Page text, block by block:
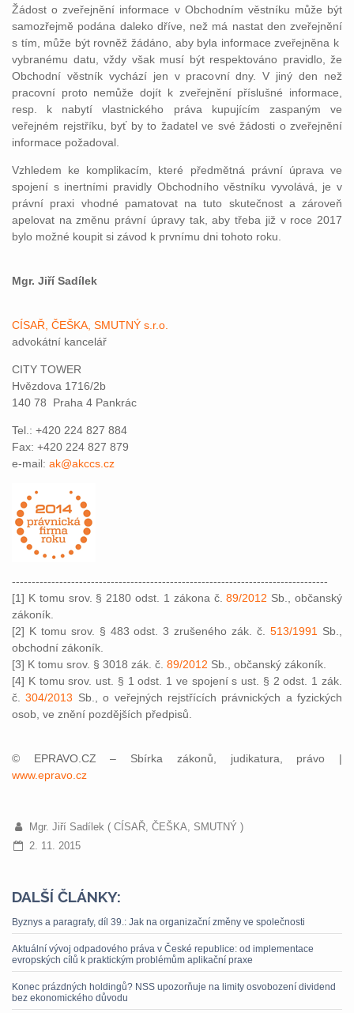
Žádost o zveřejnění informace v Obchodním věstníku může být
samozřejmě podána daleko dříve, než má nastat den zveřejnění
s tím, může být rovněž žádáno, aby byla informace zveřejněna k
vybranému datu, vždy však musí být respektováno pravidlo, že
Obchodní věstník vychází jen v pracovní dny. V jiný den než
pracovní proto nemůže dojít k zveřejnění příslušné informace,
resp. k nabytí vlastnického práva kupujícím zaspaným ve
veřejném rejstříku, byť by to žadatel ve své žádosti o zveřejnění
informace požadoval.
Vzhledem ke komplikacím, které předmětná právní úprava ve
spojení s inertními pravidly Obchodního věstníku vyvolává, je v
právní praxi vhodné pamatovat na tuto skutečnost a zároveň
apelovat na změnu právní úpravy tak, aby třeba již v roce 2017
bylo možné koupit si závod k prvnímu dni tohoto roku.
Mgr. Jiří Sadílek
CÍSAŘ, ČEŠKA, SMUTNÝ s.r.o.
advokátní kancelář
CITY TOWER
Hvězdova 1716/2b
140 78 Praha 4 Pankrác
Tel.: +420 224 827 884
Fax: +420 224 827 879
e-mail: ak@akccs.cz
--------------------------------------------------------------------------------
[1] K tomu srov. § 2180 odst. 1 zákona č.89/2012 Sb., občanský
zákoník.
[2] K tomu srov. § 483 odst. 3 zrušeného zák. č.513/1991
Sb.,
obchodní zákoník.
[3] K tomu srov. § 3018 zák. č. 89/2012 Sb., občanský zákoník.
[4] K tomu srov. ust. § 1 odst. 1 ve spojení s ust. § 2 odst. 1 zák.
č.304/2013 Sb., o veřejných rejstřících právnických a fyzických
osob, ve znění pozdějších předpisů.
© EPRAVO.CZ – Sbírka zákonů, judikatura, právo |
www.epravo.cz
Mgr. Jiří Sadílek ( CÍSAŘ, ČEŠKA, SMUTNÝ )
2. 11. 2015
DALŠÍ ČLÁNKY:
Byznys a paragrafy, díl 39.: Jak na organizační změny ve společnosti
Aktuální vývoj odpadového práva v České republice: od implementace
evropských cílů k praktickým problémům aplikační praxe
Konec prázdných holdingů? NSS upozorňuje na limity osvobození dividend
bez ekonomického důvodu